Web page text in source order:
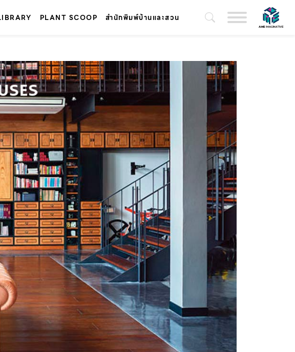
PLANT SCOOP สำนักพิมพ์บ้านและสวน